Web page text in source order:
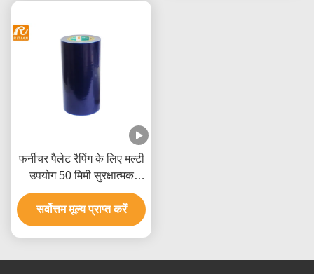
फर्नीचर पैलेट रैपिंग के लिए मल्टी
उपयोग 50 मिमी सुरक्षात्मक
प्लास्टिक फिल्म
सर्वोत्तम मूल्य प्राप्त करें